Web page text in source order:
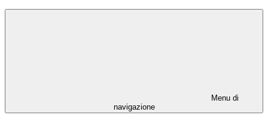
Menu di
navigazione